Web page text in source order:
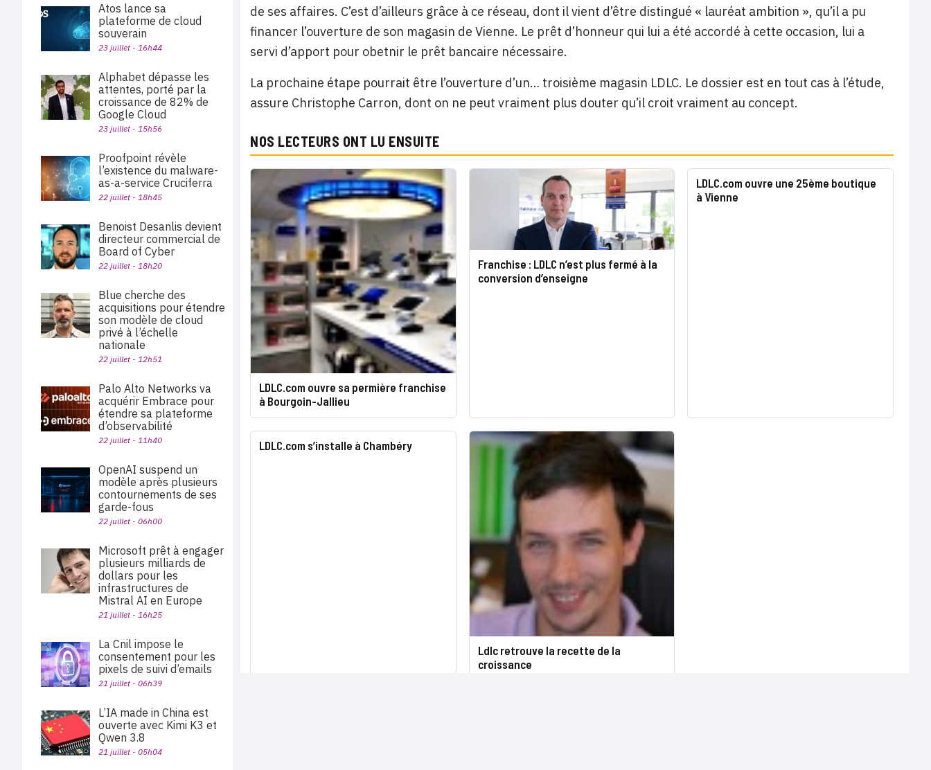
de ses affaires. C’est d’ailleurs grâce à ce réseau, dont il vient d’être distingué « lauréat ambition », qu’il a pu
financer l’ouverture de son magasin de Vienne. Le prêt d’honneur qui lui a été accordé à cette occasion, lui a
servi d’apport pour obetnir le prêt bancaire nécessaire.
La prochaine étape pourrait être l’ouverture d’un… troisième magasin LDLC. Le dossier est en tout cas à l’étude,
assure ​Christophe Carron, dont on ne peut vraiment plus douter qu’il croit vraiment au concept.
NOS LECTEURS ONT LU ENSUITE
LDLC.com ouvre sa permière franchise
à Bourgoin-Jallieu
Franchise : LDLC n’est plus fermé à la
conversion d’enseigne
LDLC.com ouvre une 25ème boutique
à Vienne
LDLC.com s’installe à Chambéry
Ldlc retrouve la recette de la
croissance
Atos lance sa
plateforme de cloud
souverain
23 juillet - 16h44
Alphabet dépasse les
attentes, porté par la
croissance de 82% de
Google Cloud
23 juillet - 15h56
Proofpoint révèle
l’existence du malware-
as-a-service Cruciferra
22 juillet - 18h45
Benoist Desanlis devient
directeur commercial de
Board of Cyber
22 juillet - 18h20
Blue cherche des
acquisitions pour étendre
son modèle de cloud
privé à l’échelle
nationale
22 juillet - 12h51
Palo Alto Networks va
acquérir Embrace pour
étendre sa plateforme
d’observabilité
22 juillet - 11h40
OpenAI suspend un
modèle après plusieurs
contournements de ses
garde-fous
22 juillet - 06h00
Microsoft prêt à engager
plusieurs milliards de
dollars pour les
infrastructures de
Mistral AI en Europe
21 juillet - 16h25
La Cnil impose le
consentement pour les
pixels de suivi d’emails
21 juillet - 06h39
L’IA made in China est
ouverte avec Kimi K3 et
Qwen 3.8
21 juillet - 05h04